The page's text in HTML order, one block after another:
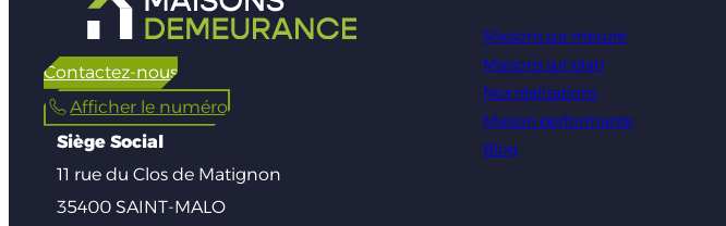
Contactez-nous
Afficher le numéro
Siège Social
11 rue du Clos de Matignon
35400 SAINT-MALO
Maisons sur mesure
Maisons sur plan
Nos réalisations
Maison performante
Blog